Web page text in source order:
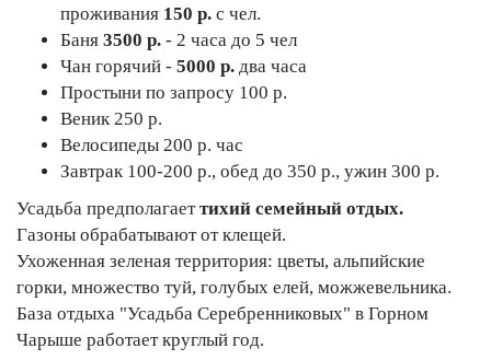
проживания 150 р. с чел.
Баня 3500 р. - 2 часа до 5 чел
Чан горячий - 5000 р. два часа
Простыни по запросу 100 р.
Веник 250 р.
Велосипеды 200 р. час
Завтрак 100-200 р., обед до 350 р., ужин 300 р.
Усадьба предполагаеттихий семейный отдых.
Газоны обрабатывают от клещей.
Ухоженная зеленая территория: цветы, альпийские
горки, множество туй, голубых елей, можжевельника.
База отдыха "Усадьба Серебренниковых" в Горном
Чарыше работает круглый год.